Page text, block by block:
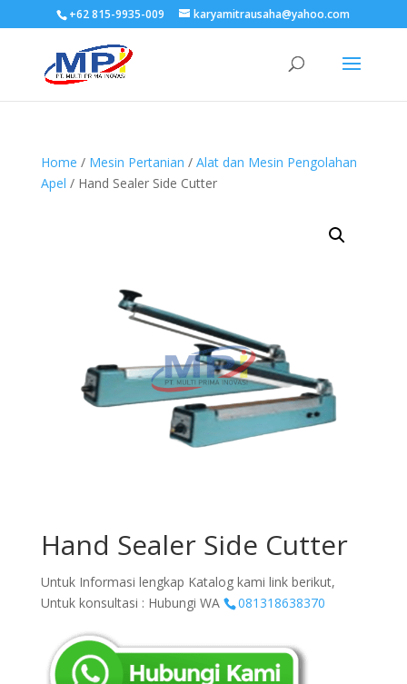
+62 815-9935-009 karyamitrausaha@yahoo.com
Home / Mesin Pertanian / Alat dan Mesin Pengolahan
Apel / Hand Sealer Side Cutter
Hand Sealer Side Cutter
Untuk Informasi lengkap Katalog kami link berikut,
Untuk konsultasi : Hubungi WA
081318638370